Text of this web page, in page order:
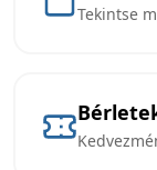
Tekintse